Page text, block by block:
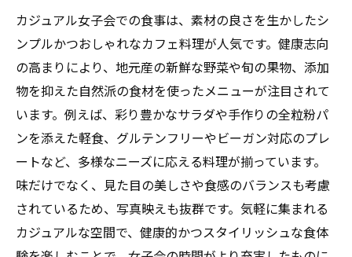
カジュアル女子会での食事は、素材の良さを生かしたシ
ンプルかつおしゃれなカフェ料理が人気です。健康志向
の高まりにより、地元産の新鮮な野菜や旬の果物、添加
物を抑えた自然派の食材を使ったメニューが注目されて
います。例えば、彩り豊かなサラダや手作りの全粒粉パ
ンを添えた軽食、グルテンフリーやビーガン対応のプレ
ートなど、多様なニーズに応える料理が揃っています。
味だけでなく、見た目の美しさや食感のバランスも考慮
されているため、写真映えも抜群です。気軽に集まれる
カジュアルな空間で、健康的かつスタイリッシュな食体